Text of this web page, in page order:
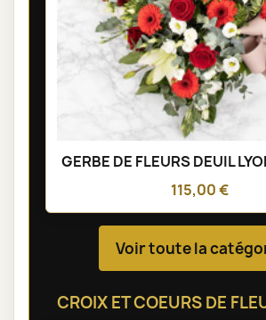
GERBE DE FLEURS DEUIL
115,00 €
Voir toute la
CROIX ET COEURS DE